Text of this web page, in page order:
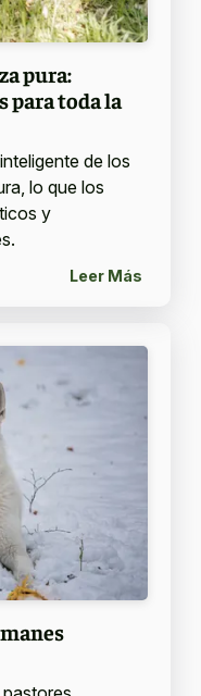
pura:
para toda la
de los
lo que los
y
Leer Más